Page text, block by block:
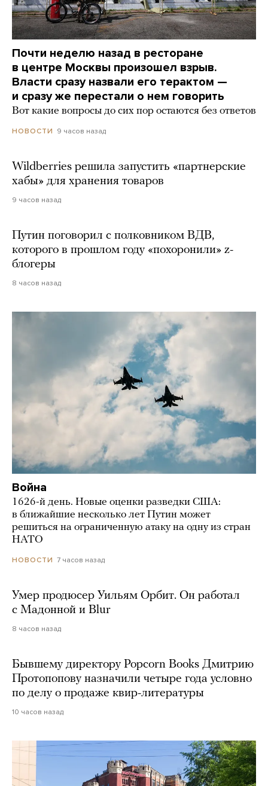
Почти неделю назад в ресторане
в центре Москвы произошел взрыв.
Власти сразу назвали его терактом —
и сразу же перестали о нем говорить
Вот какие вопросы до сих пор остаются без ответов
НОВОСТИ 9 часов назад
Wildberries решила запустить «партнерские
хабы» для хранения товаров
9 часов назад
Путин поговорил с полковником ВДВ,
которого в прошлом году «похоронили» z-
блогеры
8 часов назад
Война
1626-й день. Новые оценки разведки США:
в ближайшие несколько лет Путин может
решиться на ограниченную атаку на одну из стран
НАТО
НОВОСТИ 7 часов назад
Умер продюсер Уильям Орбит. Он работал
с Мадонной и Blur
8 часов назад
Бывшему директору Popcorn Books Дмитрию
Протопопову назначили четыре года условно
по делу о продаже квир-литературы
10 часов назад